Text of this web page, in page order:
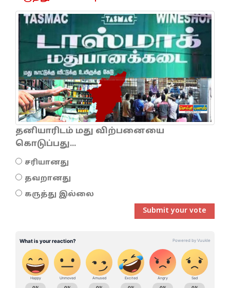
தனியாரிடம் மது விற்பனையை
கொடுப்பது...
சரியானது
தவறானது
கருத்து இல்லை
Submit your vote